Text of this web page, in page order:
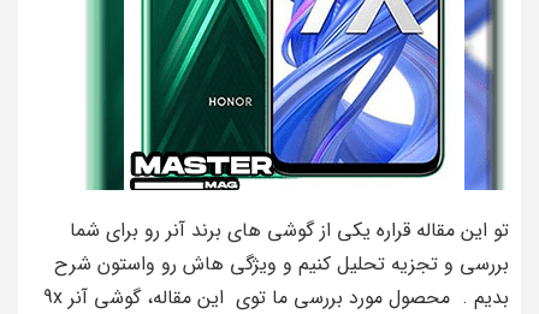
تو این مقاله قراره یکی از گوشی های برند آنر رو برای شما
بررسی و تجزیه تحلیل کنیم و ویژگی هاش رو واستون شرح
بدیم . محصول مورد بررسی ما توی این مقاله، گوشی آنر 9x